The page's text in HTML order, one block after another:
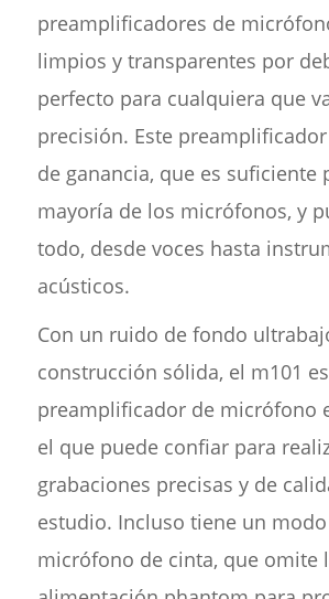
preamplificadores de
limpios y transparentes por
perfecto para cualquiera que
precisión. Este
de ganancia, que es suficiente
mayoría de los micrófonos, y
todo, desde voces hasta
acústicos.
Con un ruido de fondo
construcción sólida, el m101
preamplificador de micrófono
el que puede confiar para
grabaciones precisas y de
estudio. Incluso tiene un
micrófono de cinta, que omite